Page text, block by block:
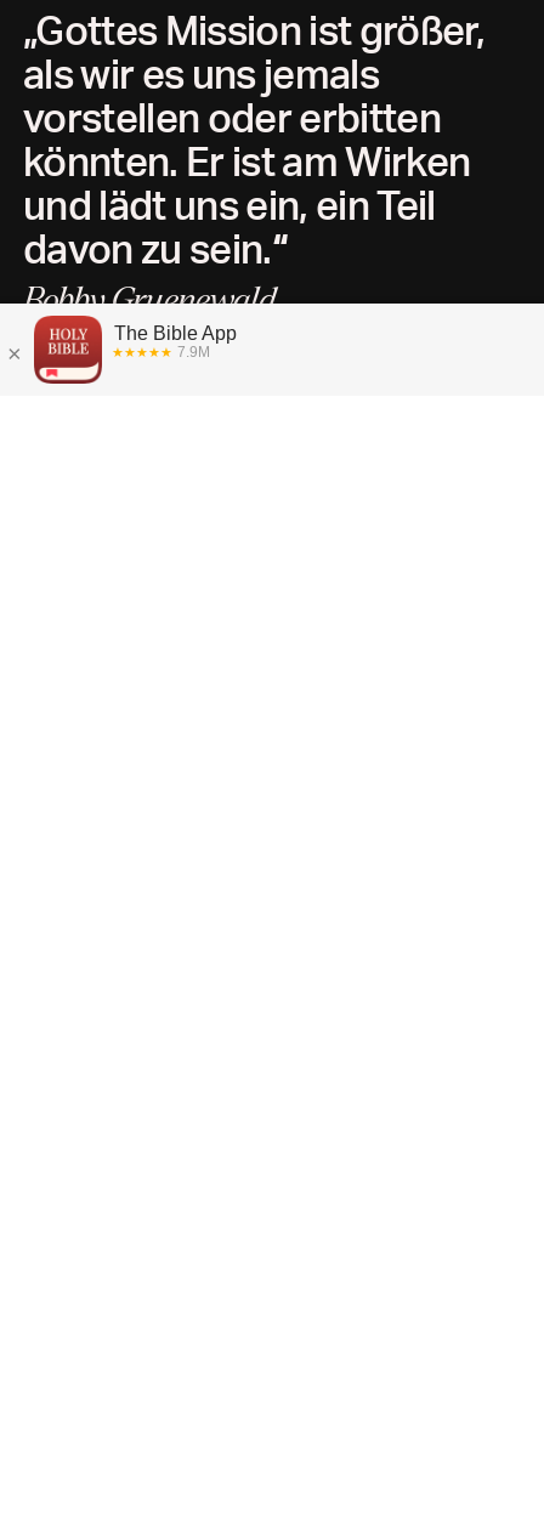
„Gottes Mission ist größer,
als wir es uns jemals
vorstellen oder erbitten
könnten. Er ist am Wirken
und lädt uns ein, ein Teil
davon zu sein.“
Bobby Gruenewald
CEO & Gründer, YouVersion